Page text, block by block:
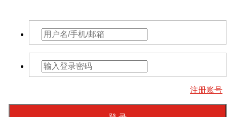
注册账号